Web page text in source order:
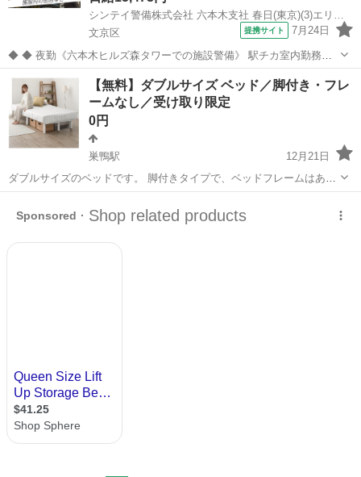
シンテイ警備株式会社 六本木支社 春日(東京)(3)エリア/A3203200117
文京区
提携サイト 7月24日
◆ ◆ 夜勤《六本木ヒルズ森タワーでの施設警備》 駅チカ室内勤務で
年中快適！ 夜勤のみ＆週3日～OKだから プライベートも大事にしなが
ら働けます！ 六本木駅直結だから お仕事帰りに遊びに行くのにも便利
♪ ＼未経験スター...
東京 文京区 警備員
【無料】ダブルサイズ ベッド／脚付き・フレ
ームなし／受け取り限定
0円
巣鴨駅
12月21日
ダブルサイズのベッドです。 脚付きタイプで、ベッドフレームはあり
ません。 構造がシンプルなため、搬出しやすい仕様です。 家庭用とし
て使用しており、通常使用による使用感はありますが、 大きなダメー
ジはなく、問題なくお使いいた...